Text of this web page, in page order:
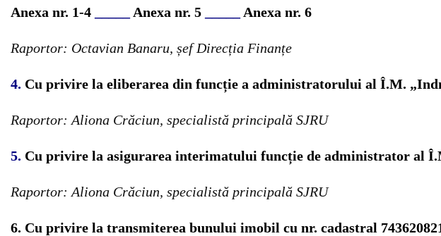
Anexa nr. 1-4 Anexa nr. 5 Anexa nr. 6
Raportor: Octavian Banaru, șef Direcția Finanțe
4. Cu privire la eliberarea din funcție a administratorului al Î.M.
Raportor: Aliona Crăciun, specialistă principală SJRU
5. Cu privire la asigurarea interimatului funcție de administrator al
Raportor: Aliona Crăciun, specialistă principală SJRU
6. Cu privire la transmiterea bunului imobil cu nr. cadastral